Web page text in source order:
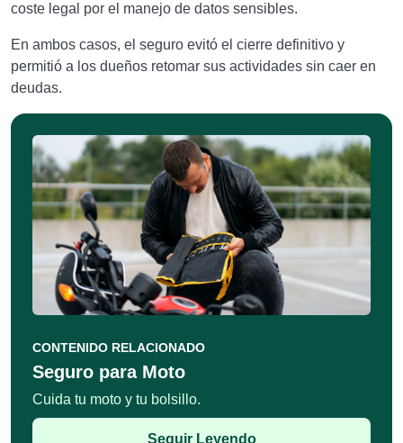
coste legal por el manejo de datos sensibles.
En ambos casos, el seguro evitó el cierre definitivo y
permitió a los dueños retomar sus actividades sin caer en
deudas.
CONTENIDO RELACIONADO
Seguro para Moto
Cuida tu moto y tu bolsillo.
Seguir Leyendo